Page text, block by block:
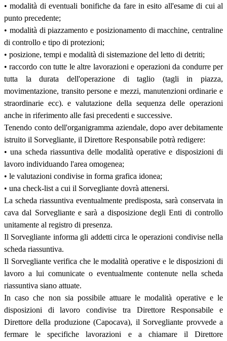
• modalità di eventuali bonifiche da fare in esito all'esame di cui al
punto precedente;
• modalità di piazzamento e posizionamento di macchine, centraline
di controllo e tipo di protezioni;
• posizione, tempi e modalità di sistemazione del letto di detriti;
• raccordo con tutte le altre lavorazioni e operazioni da condurre per
tutta la durata dell'operazione di taglio (tagli in piazza,
movimentazione, transito persone e mezzi, manutenzioni ordinarie e
straordinarie ecc). e valutazione della sequenza delle operazioni
anche in riferimento alle fasi precedenti e successive.
Tenendo conto dell'organigramma aziendale, dopo aver debitamente
istruito il Sorvegliante, il Direttore Responsabile potrà redigere:
• una scheda riassuntiva delle modalità operative e disposizioni di
lavoro individuando l'area omogenea;
• le valutazioni condivise in forma grafica idonea;
• una check-list a cui il Sorvegliante dovrà attenersi.
La scheda riassuntiva eventualmente predisposta, sarà conservata in
cava dal Sorvegliante e sarà a disposizione degli Enti di controllo
unitamente al registro di presenza.
Il Sorvegliante informa gli addetti circa le operazioni condivise nella
scheda riassuntiva.
Il Sorvegliante verifica che le modalità operative e le disposizioni di
lavoro a lui comunicate o eventualmente contenute nella scheda
riassuntiva siano attuate.
In caso che non sia possibile attuare le modalità operative e le
disposizioni di lavoro condivise tra Direttore Responsabile e
Direttore della produzione (Capocava), il Sorvegliante provvede a
fermare le specifiche lavorazioni e a chiamare il Direttore